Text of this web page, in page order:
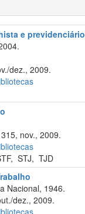
e previdenciário
dez., 2009.
nov., 2009.
,STJ,TJD
Nacional, 1946.
dez., 2009.